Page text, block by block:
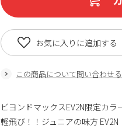
この商品について問い合わせる
お気に入りに追加する
ビヨンドマックスEV2N限定カラ
軽飛び！！ジュニアの味方 EV2N